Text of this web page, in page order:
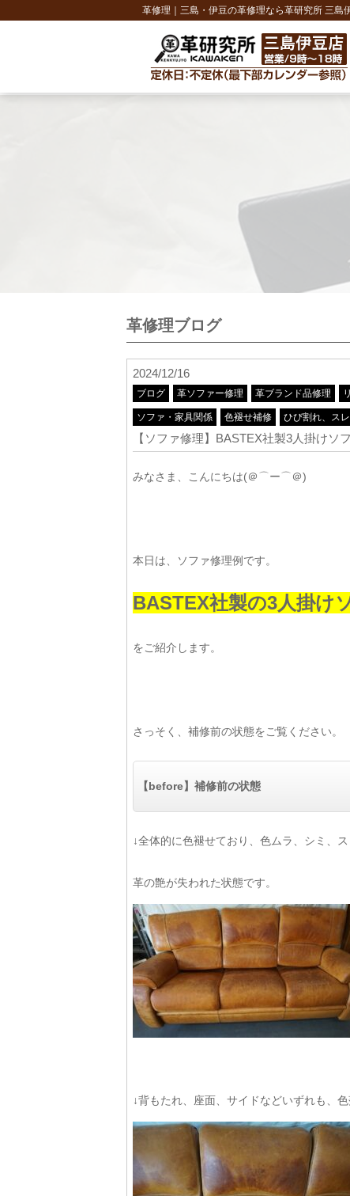
革修理｜三島・伊豆の革修理なら革研究所 三島
革修理ブログ
2024/12/16
ブログ 革ソファー修理 革ブランド品修理
ソファ・家具関係 色褪せ補修 ひび割れ、ス
【ソファ修理】BASTEX社製3人掛けソ
みなさま、こんにちは(＠⌒ー⌒＠)
本日は、ソファ修理例です。
BASTEX社製の3人掛け
をご紹介します。
さっそく、補修前の状態をご覧ください。
【before】補修前の状態
↓全体的に色褪せており、色ムラ、シミ、ス
革の艶が失われた状態です。
↓背もたれ、座面、サイドなどいずれも、